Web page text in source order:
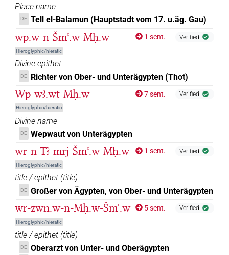
| 1×
𓎖𓎛𓇋𓇋𓇇𓊖𓏥
𓹳𓊖 | 1×
𓹼 | 2× TOPN (1,2)
𓺀𓏏𓊖 | 1× TOPN
𓺕 | 1× TOPN
𔅗 | 8× TOPN (1,2 ,3,4,5, 6,7 8)
𔌳𓈅𓏤 | 1× TOPN
[]𓆤⸮𓇇? | 1×
[]𓆰𓏥 | 1× TOPN
Place name
DE Tell el-Balamun (Hauptstadt vom 17. u.äg. Gau)
wp.w-n-Šmꜥ.w-Mḥ.w
Hieroglyphic/hieratic
1 sent. Verified
Divine epithet
DE Richter von Ober- und Unterägypten (Thot)
Wp-wꜣ.wt-Mḥ.w
Hieroglyphic/hieratic
7 sent. Verified
Divine name
DE Wepwaut von Unterägypten
wr-n-Tꜣ-mrj-Šmꜥ.w-Mḥ.w
Hieroglyphic/hieratic
1 sent. Verified
title / epithet (title)
DE Großer von Ägypten, von Ober- und Unterägypten
wr-zwn.w-n-Mḥ.w-Šmꜥ.w
Hieroglyphic/hieratic
5 sent. Verified
title / epithet (title)
DE Oberarzt von Unter- und Oberägypten